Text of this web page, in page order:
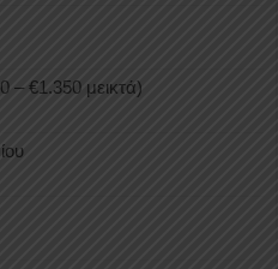
– €1.350 μεικτά)